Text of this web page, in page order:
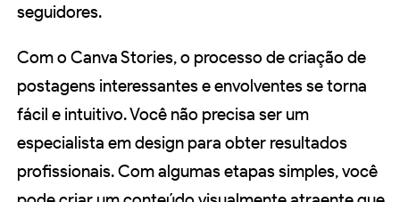
seguidores.
Com o Canva Stories, o processo de criação de
postagens interessantes e envolventes se torna
fácil e intuitivo. Você não precisa ser um
especialista em design para obter resultados
profissionais. Com algumas etapas simples, você